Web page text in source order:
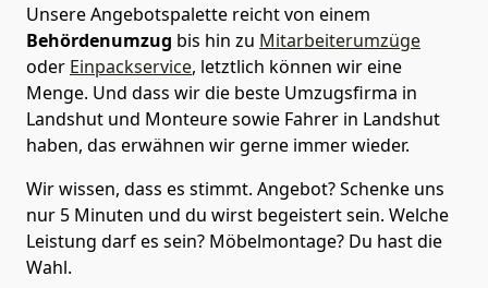
Unsere Angebotspalette reicht von einem
Behördenumzug bis hin zu Mitarbeiterumzüge
oder Einpackservice, letztlich können wir eine
Menge. Und dass wir die beste Umzugsfirma in
Landshut und Monteure sowie Fahrer in Landshut
haben, das erwähnen wir gerne immer wieder.
Wir wissen, dass es stimmt. Angebot? Schenke uns
nur 5 Minuten und du wirst begeistert sein. Welche
Leistung darf es sein? Möbelmontage? Du hast die
Wahl.